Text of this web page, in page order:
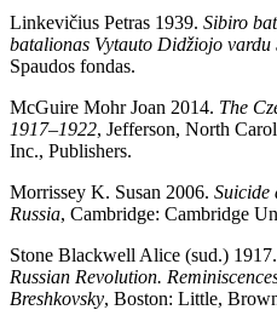
Linkevičius Petras 1939. Sibiro
batalionas Vytauto Didžiojo
Spaudos fondas.
McGuire Mohr Joan 2014. The
1917–1922, Jefferson, North
Inc., Publishers.
Morrissey K. Susan 2006. Suicide
Russia, Cambridge: Cambridge
Stone Blackwell Alice (sud.) 1917.
Russian Revolution.
Breshkovsky, Boston: Little,